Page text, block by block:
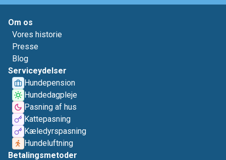
Om os
Vores historie
Presse
Blog
Serviceydelser
Hundepension
Hundedagpleje
Pasning af hus
Kattepasning
Kæledyrspasning
Hundeluftning
Betalingsmetoder